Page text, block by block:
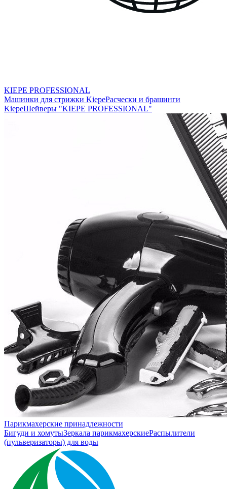
KIEPE PROFESSIONAL
Машинки для стрижки KiepeРасчески и брашинги
KiepeШейверы "KIEPE PROFESSIONAL"
Парикмахерские принадлежности
Бигуди и хомутыЗеркала парикмахерскиеРаспылители
(пульверизаторы) для воды